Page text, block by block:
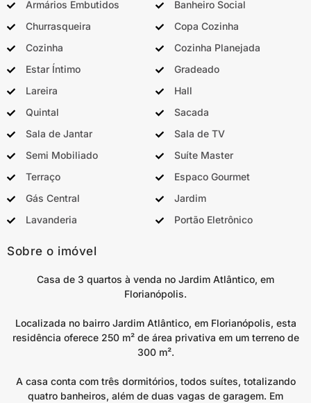
Armários Embutidos
Banheiro Social
Churrasqueira
Copa Cozinha
Cozinha
Cozinha Planejada
Estar Íntimo
Gradeado
Lareira
Hall
Quintal
Sacada
Sala de Jantar
Sala de TV
Semi Mobiliado
Suíte Master
Terraço
Espaco Gourmet
Gás Central
Jardim
Lavanderia
Portão Eletrônico
Sobre o imóvel
Casa de 3 quartos à venda no Jardim Atlântico, em
Florianópolis.
Localizada no bairro Jardim Atlântico, em Florianópolis, esta
residência oferece 250 m² de área privativa em um terreno de
300 m².
A casa conta com três dormitórios, todos suítes, totalizando
quatro banheiros, além de duas vagas de garagem. Em